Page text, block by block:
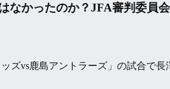
なかったのか？JFA審判委員
ズvs鹿島アントラーズ」の試合で